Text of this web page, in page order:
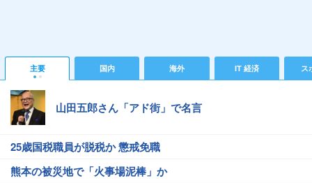
主要 国内 海外 IT 経済 ス
山田五郎さん「アド街」で名言
25歳国税職員が脱税か 懲戒免職
熊本の被災地で「火事場泥棒」か